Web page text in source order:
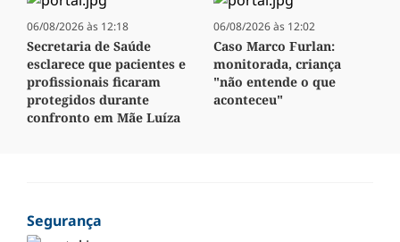
06/08/2026 às 12:18
Secretaria de Saúde
esclarece que pacientes e
profissionais ficaram
protegidos durante
confronto em Mãe Luíza
06/08/2026 às 12:02
Caso Marco Furlan:
monitorada, criança
"não entende o que
aconteceu"
Segurança